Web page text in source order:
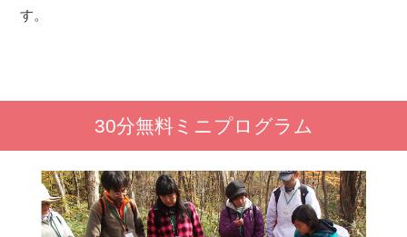
す。
30分無料ミニプログラム